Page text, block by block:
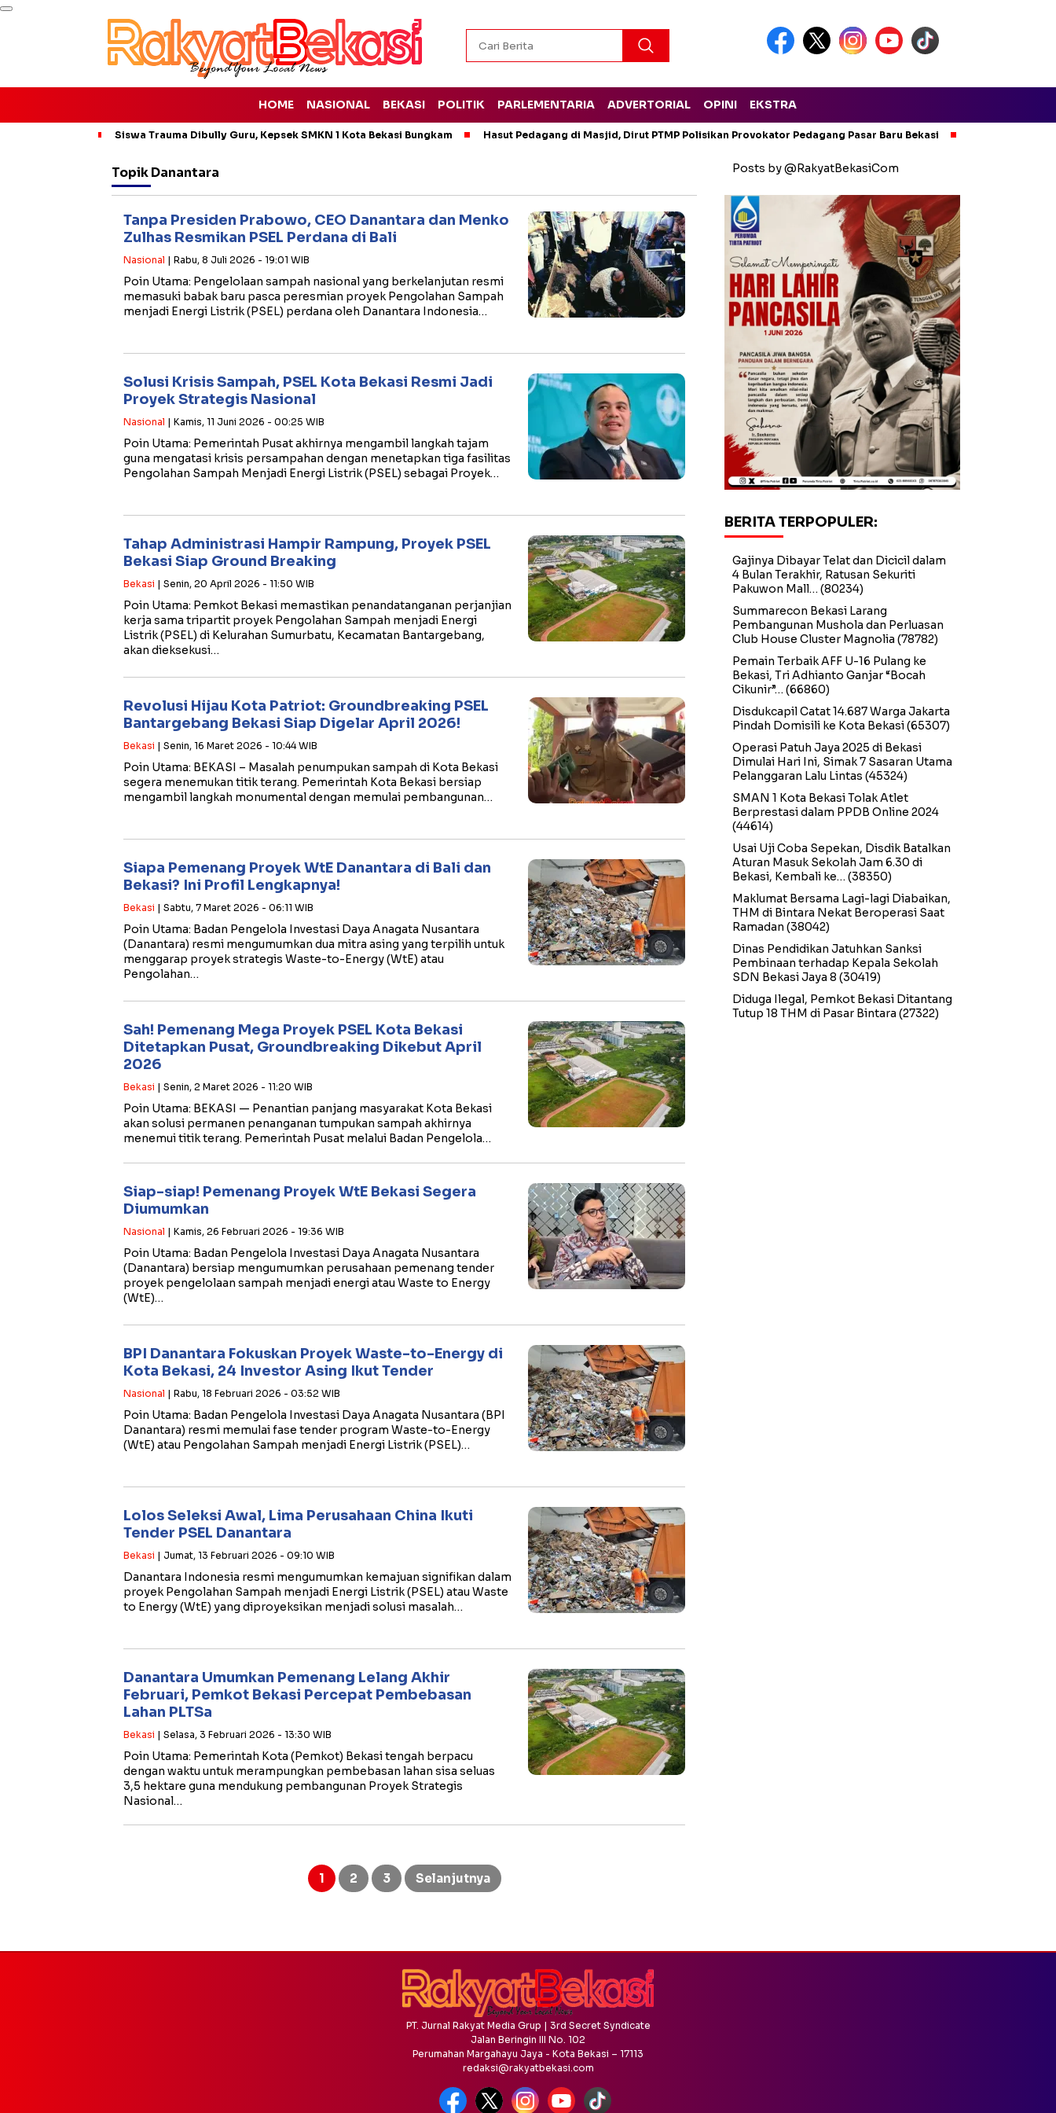
HOME NASIONAL BEKASI POLITIK PARLEMENTARIA ADVERTORIAL OPINI EKSTRA
Siswa Trauma Dibully Guru, Kepsek SMKN 1 Kota Bekasi Bungkam Hasut Pedagang di Masjid, Dirut PTMP Polisikan Provokator Pedagang Pasar Baru Bekasi
Topik Danantara
Tanpa Presiden Prabowo, CEO Danantara dan Menko
Zulhas Resmikan PSEL Perdana di Bali
Nasional | Rabu, 8 Juli 2026 - 19:01 WIB
​Poin Utama: Pengelolaan sampah nasional yang berkelanjutan resmi
memasuki babak baru pasca peresmian proyek Pengolahan Sampah
menjadi Energi Listrik (PSEL) perdana oleh Danantara Indonesia…
Solusi Krisis Sampah, PSEL Kota Bekasi Resmi Jadi
Proyek Strategis Nasional
Nasional | Kamis, 11 Juni 2026 - 00:25 WIB
​Poin Utama: ​Pemerintah Pusat akhirnya mengambil langkah tajam
guna mengatasi krisis persampahan dengan menetapkan tiga fasilitas
Pengolahan Sampah Menjadi Energi Listrik (PSEL) sebagai Proyek…
Tahap Administrasi Hampir Rampung, Proyek PSEL
Bekasi Siap Ground Breaking
Bekasi | Senin, 20 April 2026 - 11:50 WIB
​Poin Utama: ​Pemkot Bekasi memastikan penandatanganan perjanjian
kerja sama tripartit proyek Pengolahan Sampah menjadi Energi
Listrik (PSEL) di Kelurahan Sumurbatu, Kecamatan Bantargebang,
akan dieksekusi…
Revolusi Hijau Kota Patriot: Groundbreaking PSEL
Bantargebang Bekasi Siap Digelar April 2026!
Bekasi | Senin, 16 Maret 2026 - 10:44 WIB
Poin Utama: ​BEKASI – Masalah penumpukan sampah di Kota Bekasi
segera menemukan titik terang. Pemerintah Kota Bekasi bersiap
mengambil langkah monumental dengan memulai pembangunan…
Siapa Pemenang Proyek WtE Danantara di Bali dan
Bekasi? Ini Profil Lengkapnya!
Bekasi | Sabtu, 7 Maret 2026 - 06:11 WIB
Poin Utama: ​Badan Pengelola Investasi Daya Anagata Nusantara
(Danantara) resmi mengumumkan dua mitra asing yang terpilih untuk
menggarap proyek strategis Waste-to-Energy (WtE) atau
Pengolahan…
Sah! Pemenang Mega Proyek PSEL Kota Bekasi
Ditetapkan Pusat, Groundbreaking Dikebut April
2026
Bekasi | Senin, 2 Maret 2026 - 11:20 WIB
Poin Utama: ​BEKASI — Penantian panjang masyarakat Kota Bekasi
akan solusi permanen penanganan tumpukan sampah akhirnya
menemui titik terang. Pemerintah Pusat melalui Badan Pengelola…
Siap-siap! Pemenang Proyek WtE Bekasi Segera
Diumumkan
Nasional | Kamis, 26 Februari 2026 - 19:36 WIB
​Poin Utama: ​Badan Pengelola Investasi Daya Anagata Nusantara
(Danantara) bersiap mengumumkan perusahaan pemenang tender
proyek pengelolaan sampah menjadi energi atau Waste to Energy
(WtE)…
BPI Danantara Fokuskan Proyek Waste-to-Energy di
Kota Bekasi, 24 Investor Asing Ikut Tender
Nasional | Rabu, 18 Februari 2026 - 03:52 WIB
​Poin Utama: ​Badan Pengelola Investasi Daya Anagata Nusantara (BPI
Danantara) resmi memulai fase tender program Waste-to-Energy
(WtE) atau Pengolahan Sampah menjadi Energi Listrik (PSEL)…
Lolos Seleksi Awal, Lima Perusahaan China Ikuti
Tender PSEL Danantara
Bekasi | Jumat, 13 Februari 2026 - 09:10 WIB
Danantara Indonesia resmi mengumumkan kemajuan signifikan dalam
proyek Pengolahan Sampah menjadi Energi Listrik (PSEL) atau Waste
to Energy (WtE) yang diproyeksikan menjadi solusi masalah…
Danantara Umumkan Pemenang Lelang Akhir
Februari, Pemkot Bekasi Percepat Pembebasan
Lahan PLTSa
Bekasi | Selasa, 3 Februari 2026 - 13:30 WIB
​Poin Utama: ​Pemerintah Kota (Pemkot) Bekasi tengah berpacu
dengan waktu untuk merampungkan pembebasan lahan sisa seluas
3,5 hektare guna mendukung pembangunan Proyek Strategis
Nasional…
1 2 3 Selanjutnya
Posts by @RakyatBekasiCom
BERITA TERPOPULER:
Gajinya Dibayar Telat dan Dicicil dalam
4 Bulan Terakhir, Ratusan Sekuriti
Pakuwon Mall… (80234)
Summarecon Bekasi Larang
Pembangunan Mushola dan Perluasan
Club House Cluster Magnolia (78782)
Pemain Terbaik AFF U-16 Pulang ke
Bekasi, Tri Adhianto Ganjar “Bocah
Cikunir”… (66860)
Disdukcapil Catat 14.687 Warga Jakarta
Pindah Domisili ke Kota Bekasi(65307)
Operasi Patuh Jaya 2025 di Bekasi
Dimulai Hari Ini, Simak 7 Sasaran Utama
Pelanggaran Lalu Lintas (45324)
SMAN 1 Kota Bekasi Tolak Atlet
Berprestasi dalam PPDB Online 2024
(44614)
Usai Uji Coba Sepekan, Disdik Batalkan
Aturan Masuk Sekolah Jam 6.30 di
Bekasi, Kembali ke… (38350)
Maklumat Bersama Lagi-lagi Diabaikan,
THM di Bintara Nekat Beroperasi Saat
Ramadan (38042)
Dinas Pendidikan Jatuhkan Sanksi
Pembinaan terhadap Kepala Sekolah
SDN Bekasi Jaya 8 (30419)
Diduga Ilegal, Pemkot Bekasi Ditantang
Tutup 18 THM di Pasar Bintara (27322)
PT. Jurnal Rakyat Media Grup | 3rd Secret Syndicate
Jalan Beringin III No. 102
Perumahan Margahayu Jaya - Kota Bekasi – 17113
redaksi@rakyatbekasi.com